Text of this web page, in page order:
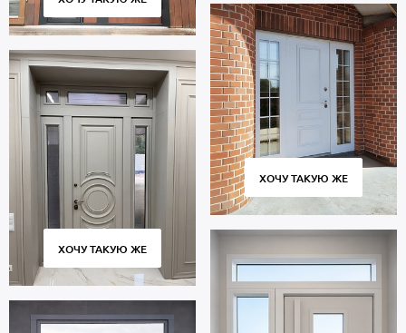
ХОЧУ ТАКУЮ ЖЕ
ХОЧУ ТАКУЮ ЖЕ